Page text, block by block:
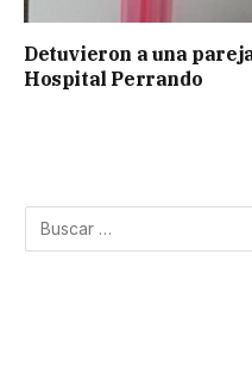
Detuvieron a una
Hospital Perrando